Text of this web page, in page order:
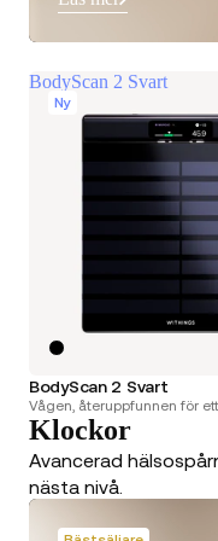
BodyScan 2 Svart
Ny
BodyScan 2 Svart
Vågen, återuppfunnen för
Klockor
Avancerad
nästa nivå.